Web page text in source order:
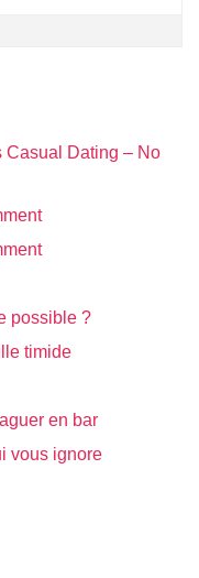
Casual Dating – No
possible ?
timide
en bar
vous ignore